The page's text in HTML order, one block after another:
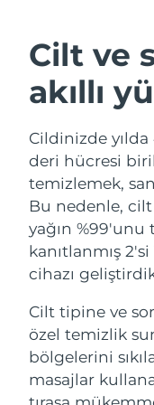
Cilt ve
akıllı
Cildinizde
deri hücresi
temizlemek,
Bu nedenle, cilt
yağın
kanıtlanmış
cihazı
Cilt tipine ve
özel temizlik
bölgelerini
masajlar
Yüz temizleme
Anti-
For
Nemlendirme
Deep
Near-
device
Hybrid
Smart
FAQ™
Yaşlanma karşıtı
Avusturya
Bahreyn
Belçika
Bermuda
Bosna-Hersek
Brunei
Bulgaristan
Kanada
Şili